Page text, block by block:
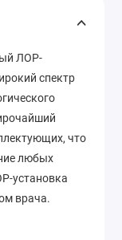
ЛОР-
спектр
что
любых
установка
врача.